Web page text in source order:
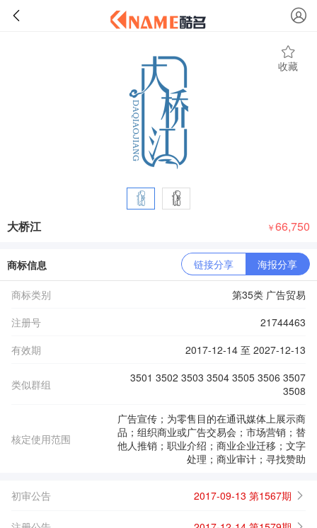
收藏
大桥江 ￥66,750
商标信息 链接分享 海报分享
商标类别
第35类 广告贸易
注册号
21744463
有效期
2017-12-14 至 2027-12-13
类似群组
3501 3502 3503 3504 3505 3506 3507
3508
核定使用范围
广告宣传；为零售目的在通讯媒体上展示商
品；组织商业或广告交易会；市场营销；替
他人推销；职业介绍；商业企业迁移；文字
处理；商业审计；寻找赞助
初审公告 2017-09-13 第1567期